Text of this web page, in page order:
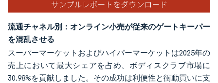
流通チャネル別：オンライン小売が従来のゲートキーパー
を混乱させる
スーパーマーケットおよびハイパーマーケットは2025年の
売上において最大シェアを占め、ボディスクラブ市場に
30.98%を貢献しました。その成功は利便性と衝動買いに支